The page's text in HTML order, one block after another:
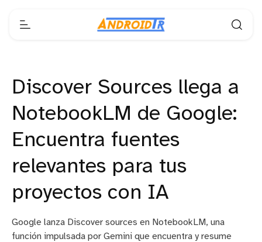
Discover Sources llega a
NotebookLM de Google:
Encuentra fuentes
relevantes para tus
proyectos con IA
Google lanza Discover sources en NotebookLM, una
función impulsada por Gemini que encuentra y resume